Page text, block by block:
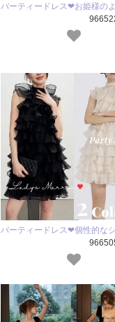
パーティードレス❤お姫様の
パーティードレス❤個性的な